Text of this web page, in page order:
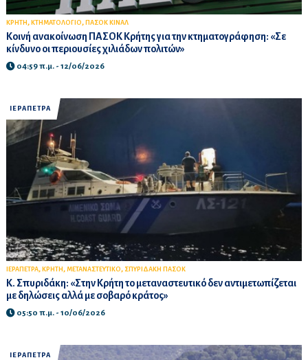
ΚΡΗΤΗ , ΚΤΗΜΑΤΟΛΟΓΙΟ, ΠΑΣΟΚ ΚΙΝΑΛ
Κοινή ανακοίνωση ΠΑΣΟΚ Κρήτης για την κτηματογράφηση: «Σε
κίνδυνο οι περιουσίες χιλιάδων πολιτών»
04:59 π.μ. - 12/06/2026
ΙΕΡΑΠΕΤΡΑ
ΙΕΡΑΠΕΤΡΑ, ΚΡΗΤΗ , ΜΕΤΑΝΑΣΤΕΥΤΙΚΟ, ΣΠΥΡΙΔΑΚΗ ΠΑΣΟΚ
Κ. Σπυριδάκη: «Στην Κρήτη το μεταναστευτικό δεν αντιμετωπίζεται
με δηλώσεις αλλά με σοβαρό κράτος»
05:50 π.μ. - 10/06/2026
ΙΕΡΑΠΕΤΡΑ